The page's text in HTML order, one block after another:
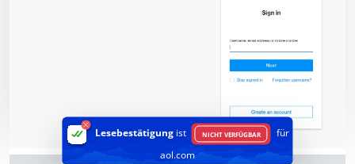
Lesebestätigungist NICHT VERFÜGBAR
für
aol.com